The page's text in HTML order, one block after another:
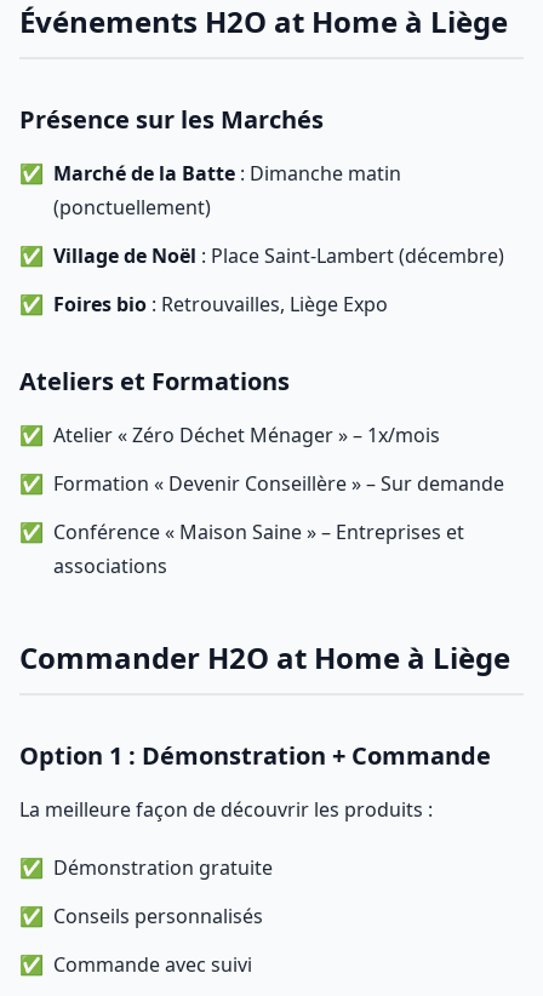
Événements H2O at Home à Liège
Présence sur les Marchés
Marché de la Batte : Dimanche matin
(ponctuellement)
Village de Noël : Place Saint-Lambert (décembre)
Foires bio : Retrouvailles, Liège Expo
Ateliers et Formations
Atelier « Zéro Déchet Ménager » – 1x/mois
Formation « Devenir Conseillère » – Sur demande
Conférence « Maison Saine » – Entreprises et
associations
Commander H2O at Home à Liège
Option 1 : Démonstration + Commande
La meilleure façon de découvrir les produits :
Démonstration gratuite
Conseils personnalisés
Commande avec suivi